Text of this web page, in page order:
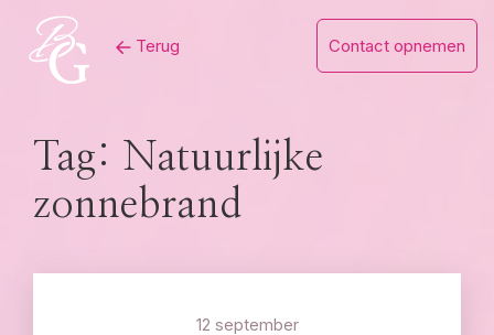
content
Terug Contact opnemen
Tag: Natuurlijke
zonnebrand
12 september